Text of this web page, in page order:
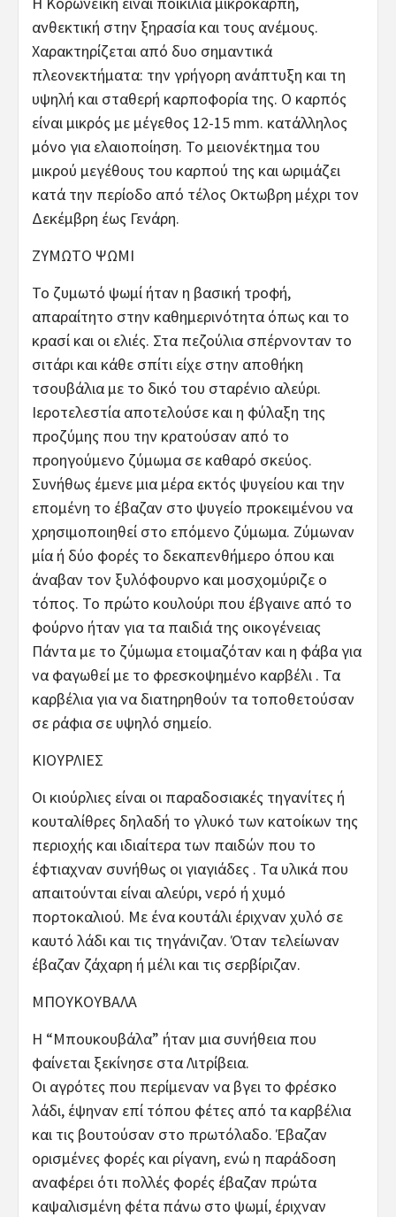
ανθεκτική στην ξηρασία και τους ανέμους.
Χαρακτηρίζεται από δυo σημαντικά
πλεονεκτήματα: την γρήγορη ανάπτυξη και τη
υψηλή και σταθερή καρποφορία της. Ο καρπός
είναι μικρός με μέγεθος 12-15 mm. κατάλληλος
μόνο για ελαιοποίηση. Το μειονέκτημα του
μικρού μεγέθους του καρπού της και ωριμάζει
κατά την περίοδο από τέλος Οκτωβρη μέχρι τον
Δεκέμβρη έως Γενάρη.
ΖΥΜΩΤΟ ΨΩΜΙ
Το ζυμωτό ψωμί ήταν η βασική τροφή,
απαραίτητο στην καθημερινότητα όπως και το
κρασί και οι ελιές. Στα πεζούλια σπέρνονταν το
σιτάρι και κάθε σπίτι είχε στην αποθήκη
τσουβάλια με το δικό του σταρένιο αλεύρι.
Ιεροτελεστία αποτελούσε και η φύλαξη της
προζύμης που την κρατούσαν από το
προηγούμενο ζύμωμα σε καθαρό σκεύος.
Συνήθως έμενε μια μέρα εκτός ψυγείου και την
επομένη το έβαζαν στο ψυγείο προκειμένου να
χρησιμοποιηθεί στο επόμενο ζύμωμα. Ζύμωναν
μία ή δύο φορές το δεκαπενθήμερο όπου και
άναβαν τον ξυλόφουρνο και μοσχομύριζε ο
τόπος. Το πρώτο κουλούρι που έβγαινε από το
φούρνο ήταν για τα παιδιά της οικογένειας
Πάντα με το ζύμωμα ετοιμαζόταν και η φάβα για
να φαγωθεί με το φρεσκοψημένο καρβέλι . Τα
καρβέλια για να διατηρηθούν τα τοποθετούσαν
σε ράφια σε υψηλό σημείο.
ΚΙΟΥΡΛΙΕΣ
Οι κιούρλιες είναι οι παραδοσιακές τηγανίτες ή
κουταλίθρες δηλαδή το γλυκό των κατοίκων της
περιοχής και ιδιαίτερα των παιδών που το
έφτιαχναν συνήθως οι γιαγιάδες . Τα υλικά που
απαιτούνται είναι αλεύρι, νερό ή χυμό
πορτοκαλιού. Με ένα κουτάλι έριχναν χυλό σε
καυτό λάδι και τις τηγάνιζαν. Όταν τελείωναν
έβαζαν ζάχαρη ή μέλι και τις σερβίριζαν.
ΜΠΟΥΚΟΥΒΑΛΑ
Η “Μπουκουβάλα” ήταν μια συνήθεια που
φαίνεται ξεκίνησε στα Λιτρίβεια.
Οι αγρότες που περίμεναν να βγει το φρέσκο
λάδι, έψηναν επί τόπου φέτες από τα καρβέλια
και τις βουτούσαν στο πρωτόλαδο. Έβαζαν
ορισμένες φορές και ρίγανη, ενώ η παράδοση
αναφέρει ότι πολλές φορές έβαζαν πρώτα
καψαλισμένη φέτα πάνω στο ψωμί, έριχναν